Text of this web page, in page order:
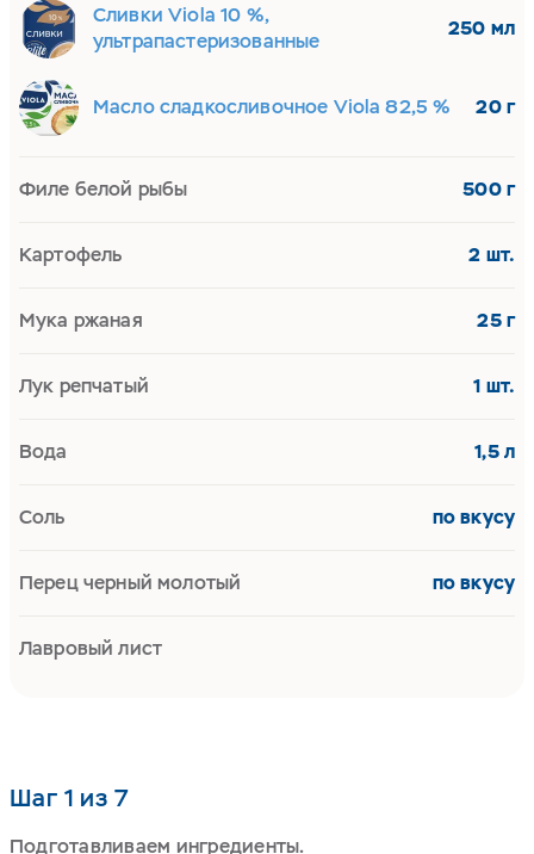
Шаг 1 из 7
Подготавливаем ингредиенты.
Сливки Viola 10 %,
ультрапастеризованные
250 мл
Масло сладкосливочное Viola 82,5 % 20 г
Филе белой рыбы 500 г
Картофель 2 шт.
Мука ржаная 25 г
Лук репчатый 1 шт.
Вода 1,5 л
Соль по вкусу
Перец черный молотый по вкусу
Лавровый лист